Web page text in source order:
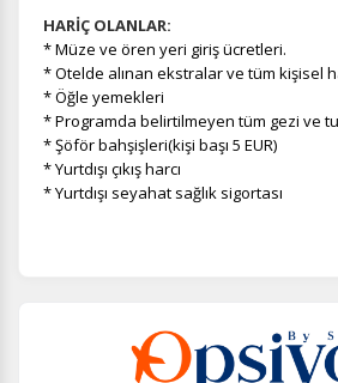
HARİÇ OLANLAR:
*Müze ve ören yeri giriş ücretleri.
* Otelde alınan ekstralar ve tüm kişisel
* Öğle yemekleri
* Programda belirtilmeyen tüm gezi ve
* Şöför bahşişleri(kişi başı 5 EUR)
* Yurtdışı çıkış harcı
* Yurtdışı seyahat sağlık sigortası